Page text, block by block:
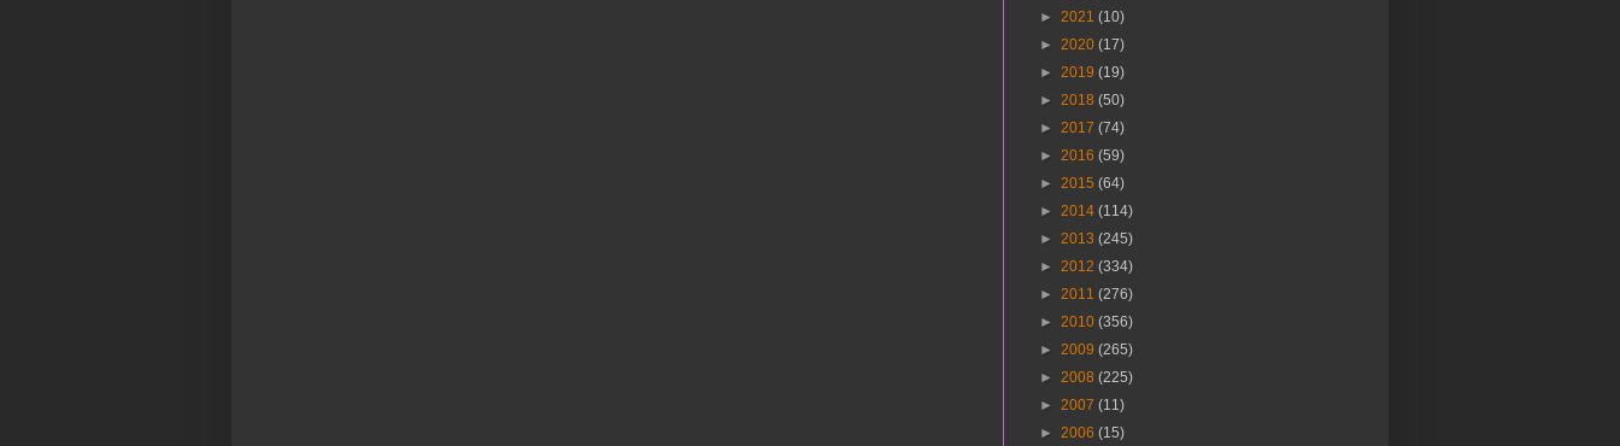
► 2021 (10)
► 2020 (17)
► 2019 (19)
► 2018 (50)
► 2017 (74)
► 2016 (59)
► 2015 (64)
► 2014 (114)
► 2013 (245)
► 2012 (334)
► 2011 (276)
► 2010 (356)
► 2009 (265)
► 2008 (225)
► 2007 (11)
► 2006 (15)